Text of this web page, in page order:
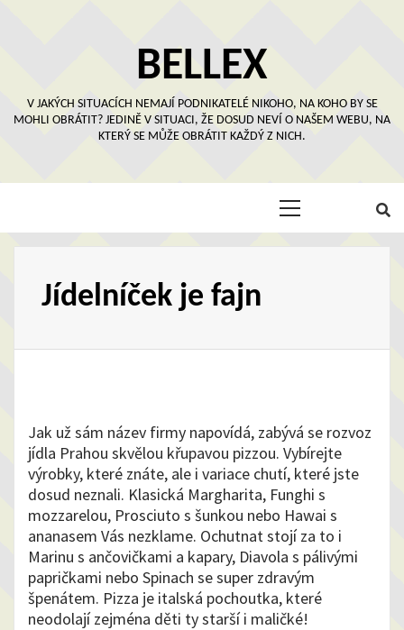
BELLEX
V JAKÝCH SITUACÍCH NEMAJÍ PODNIKATELÉ NIKOHO, NA KOHO BY SE
MOHLI OBRÁTIT? JEDINĚ V SITUACI, ŽE DOSUD NEVÍ O NAŠEM WEBU, NA
KTERÝ SE MŮŽE OBRÁTIT KAŽDÝ Z NICH.
Jídelníček je fajn
Jak už sám název firmy napovídá, zabývá se rozvoz
jídla Prahou skvělou křupavou pizzou. Vybírejte
výrobky, které znáte, ale i variace chutí, které jste
dosud neznali. Klasická Margharita, Funghi s
mozzarelou, Prosciuto s šunkou nebo Hawai s
ananasem Vás nezklame. Ochutnat stojí za to i
Marinu s ančovičkami a kapary, Diavola s pálivými
papričkami nebo Spinach se super zdravým
špenátem. Pizza je italská pochoutka, které
neodolají zejména děti ty starší i maličké!